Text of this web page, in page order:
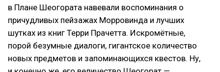
в Плане Шеогората навевали воспоминания о
причудливых пейзажах Морровинда и лучших
шутках из книг Терри Прачетта. Искромётные,
порой безумные диалоги, гигантское количество
новых предметов и запоминающихся квестов. Ну,